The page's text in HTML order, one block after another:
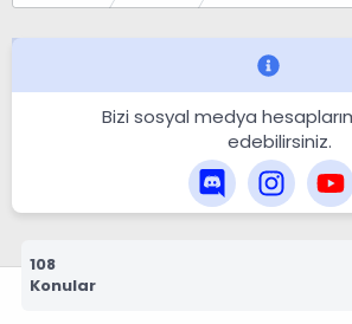
Bizi sosyal medya
edebilirsiniz.
108
Konular